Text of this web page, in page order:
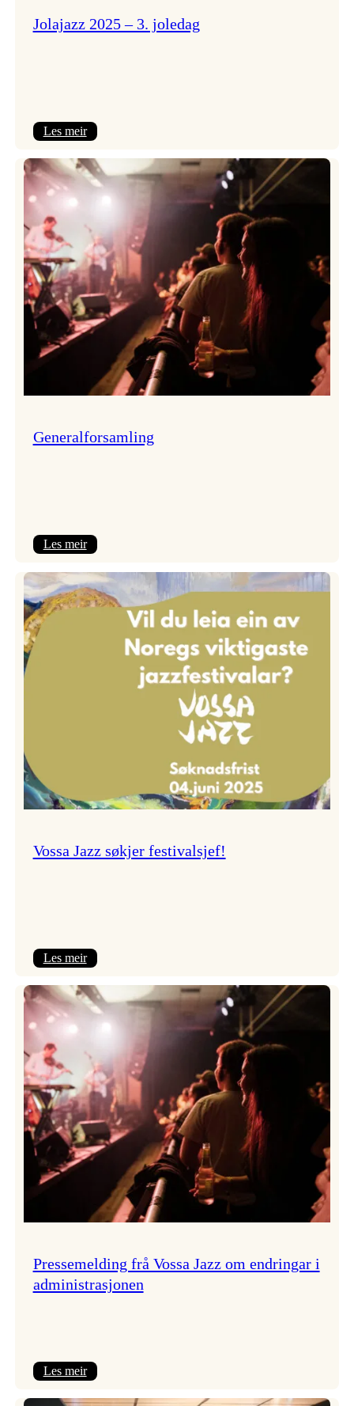
Jolajazz 2025 – 3. joledag
Les meir:
2025
–
joledag
Generalforsamling
Les meir:
Vossa Jazz søkjer festivalsjef!
Les meir:
Jazz
søkjer
Pressemelding frå Vossa Jazz om endringar i
administrasjonen
Les meir: